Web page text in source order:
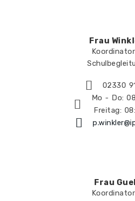
Frau
02330
Mo - Do:
Freitag:
Frau